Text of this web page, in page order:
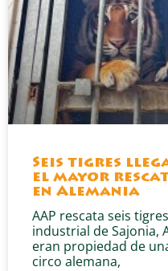
Seis tigres
el mayor
en Alemania
AAP rescata seis
industrial de Sajonia,
eran propiedad de
circo alemana,